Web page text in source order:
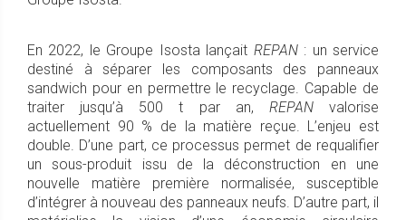
En 2022, le Groupe Isosta lançait REPAN: un service
destiné à séparer les composants des panneaux
sandwich pour en permettre le recyclage. Capable de
traiter jusqu’à 500 t par an, REPANvalorise
actuellement 90 % de la matière reçue. L’enjeu est
double. D’une part, ce processus permet de requalifier
un sous-produit issu de la déconstruction en une
nouvelle matière première normalisée, susceptible
d’intégrer à nouveau des panneaux neufs. D’autre part, il